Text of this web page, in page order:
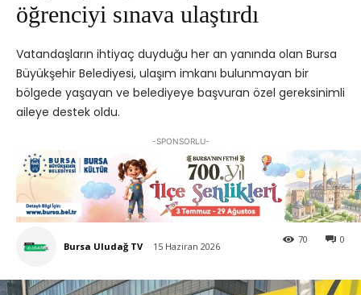
öğrenciyi sınava ulaştırdı
Vatandaşların ihtiyaç duyduğu her an yanında olan Bursa
Büyükşehir Belediyesi, ulaşım imkanı bulunmayan bir
bölgede yaşayan ve belediyeye başvuran özel gereksinimli
aileye destek oldu.
-SPONSORLU-
Bursa Uludağ TV 15 Haziran 2026
0
70